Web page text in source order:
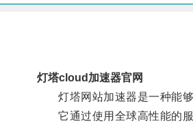
灯塔cloud加速器官网
灯塔网站加速器是一种能够
它通过使用全球高性能的服